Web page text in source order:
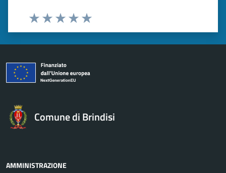
Valuta 5 stelle su 5
Valuta 4 stelle su 5
Valuta 3 stelle su 5
Valuta 2 stelle su 5
Valuta 1 stelle su 5
Comune di Brindisi
AMMINISTRAZIONE